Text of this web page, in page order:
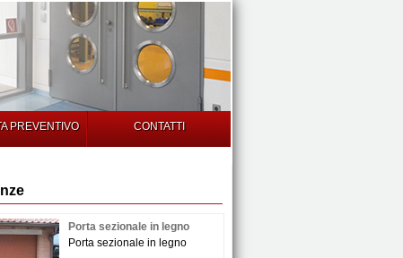
PREVENTIVO CONTATTI
Porta sezionale in legno
Porta sezionale in legno